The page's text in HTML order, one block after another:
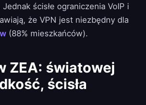
ścisłe ograniczenia VoIP i
że VPN jest niezbędny dla
(88% mieszkańców).
ZEA: światowej
ścisła